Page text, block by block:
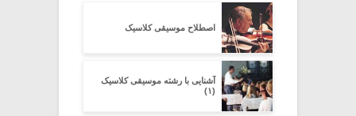
اصطلاح موسیقی کلاسیک
آشنایی با رشته موسیقی کلاسیک
(۱)